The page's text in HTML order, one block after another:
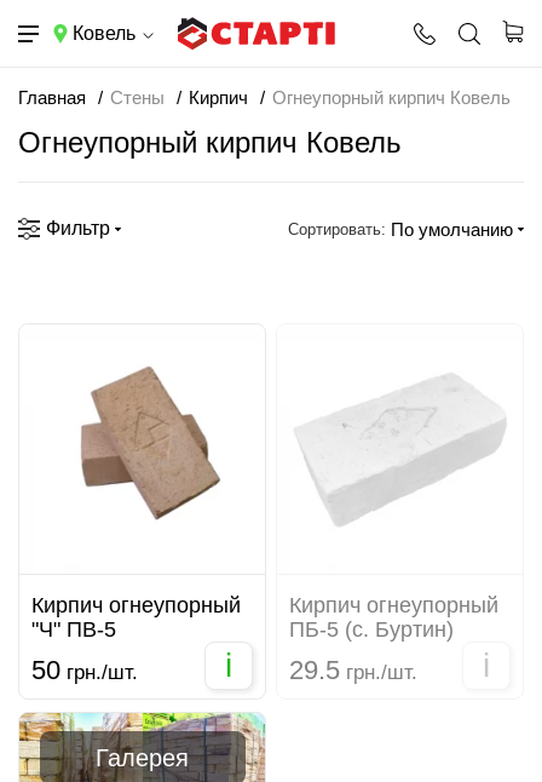
Ковель
Главная Стены Кирпич Огнеупорный кирпич Ковель
Огнеупорный кирпич Ковель
Фильтр Сортировать: По умолчанию
Кирпич огнеупорный
"Ч" ПВ-5
50 грн./шт. i
Кирпич огнеупорный
ПБ-5 (с. Буртин)
29.5 грн./шт. i
Галерея